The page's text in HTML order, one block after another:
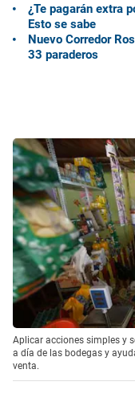
¿Te pagarán extra
Esto se sabe
Nuevo Corredor
33 paraderos
Aplicar acciones simples y
a día de las bodegas y
venta.